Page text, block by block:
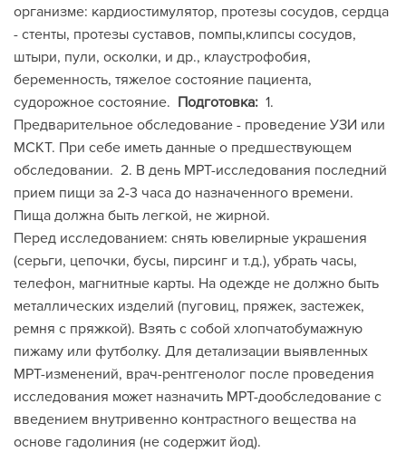
организме: кардиостимулятор, протезы сосудов, сердца
- стенты, протезы суставов, помпы,клипсы сосудов,
штыри, пули, осколки, и др., клаустрофобия,
беременность, тяжелое состояние пациента,
судорожное состояние. Подготовка: 1.
Предварительное обследование - проведение УЗИ или
МСКТ. При себе иметь данные о предшествующем
обследовании. 2. В день МРТ-исследования последний
прием пищи за 2-3 часа до назначенного времени.
Пища должна быть легкой, не жирной.
Перед исследованием: снять ювелирные украшения
(серьги, цепочки, бусы, пирсинг и т.д.), убрать часы,
телефон, магнитные карты. На одежде не должно быть
металлических изделий (пуговиц, пряжек, застежек,
ремня с пряжкой). Взять с собой хлопчатобумажную
пижаму или футболку. Для детализации выявленных
МРТ-изменений, врач-рентгенолог после проведения
исследования может назначить МРТ-дообследование с
введением внутривенно контрастного вещества на
основе гадолиния (не содержит йод).